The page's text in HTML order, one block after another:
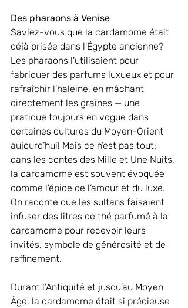
Des pharaons à Venise
Saviez-vous que la cardamome était
déjà prisée dans l'Égypte ancienne?
Les pharaons l'utilisaient pour
fabriquer des parfums luxueux et pour
rafraîchir l’haleine, en mâchant
directement les graines — une
pratique toujours en vogue dans
certaines cultures du Moyen-Orient
aujourd’hui! Mais ce n’est pas tout:
dans les contes des Mille et Une Nuits,
la cardamome est souvent évoquée
comme l’épice de l’amour et du luxe.
On raconte que les sultans faisaient
infuser des litres de thé parfumé à la
cardamome pour recevoir leurs
invités, symbole de générosité et de
raffinement.
Durant l’Antiquité et jusqu’au Moyen
Âge, la cardamome était si précieuse